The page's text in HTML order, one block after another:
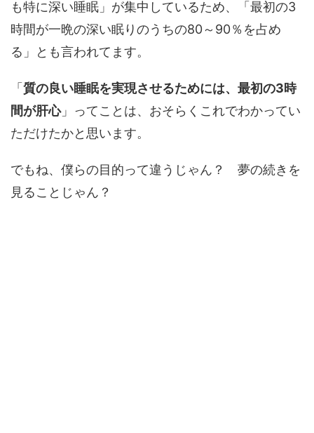
も特に深い睡眠」が集中しているため、「最初の3
時間が一晩の深い眠りのうちの80～90％を占め
る」とも言われてます。
「質の良い睡眠を実現させるためには、最初の3時
間が肝心」ってことは、おそらくこれでわかってい
ただけたかと思います。
でもね、僕らの目的って違うじゃん？ 夢の続きを
見ることじゃん？